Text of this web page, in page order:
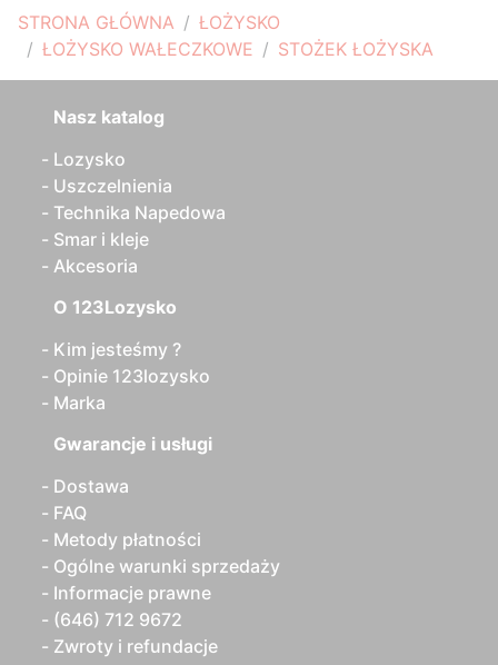
STRONA GŁÓWNA
ŁOŻYSKO
ŁOŻYSKO WAŁECZKOWE
STOŻEK ŁOŻYSKA
Nasz katalog
Lozysko
Uszczelnienia
Technika Napedowa
Smar i kleje
Akcesoria
O 123Lozysko
Kim jesteśmy ?
Opinie 123lozysko
Marka
Gwarancje i usługi
Dostawa
FAQ
Metody płatności
Ogólne warunki sprzedaży
Informacje prawne
(646) 712 9672
Zwroty i refundacje